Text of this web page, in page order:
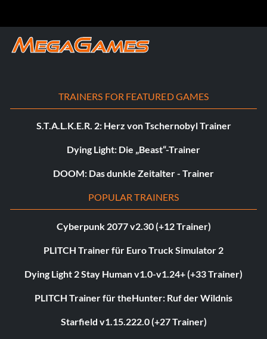
TRAINERS FOR FEATURED GAMES
S.T.A.L.K.E.R. 2: Herz von Tschernobyl Trainer
Dying Light: Die „Beast“-Trainer
DOOM: Das dunkle Zeitalter - Trainer
POPULAR TRAINERS
Cyberpunk 2077 v2.30 (+12 Trainer)
PLITCH Trainer für Euro Truck Simulator 2
Dying Light 2 Stay Human v1.0-v1.24+ (+33 Trainer)
PLITCH Trainer für theHunter: Ruf der Wildnis
Starfield v1.15.222.0 (+27 Trainer)